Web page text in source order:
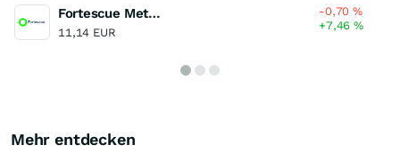
Fortescue Metals Group
11,14 EUR
-0,70%
+7,46%
Mehr entdecken